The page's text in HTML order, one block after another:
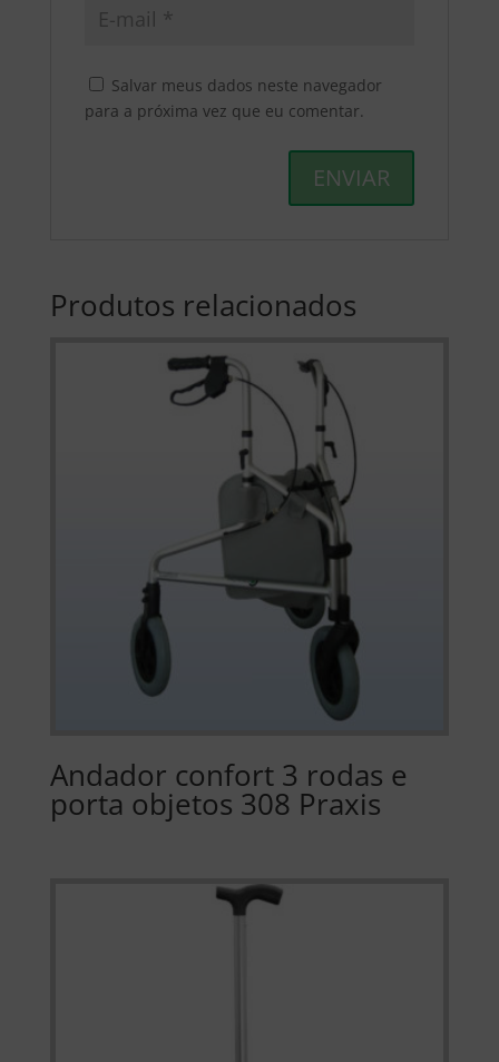
Salvar meus dados neste navegador
para a próxima vez que eu comentar.
Produtos relacionados
Andador confort 3 rodas e
porta objetos 308 Praxis